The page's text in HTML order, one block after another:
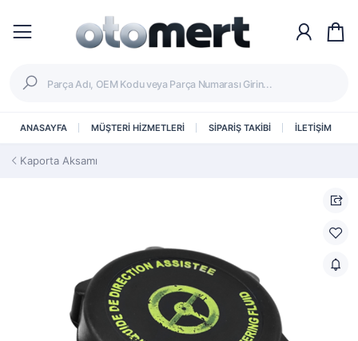
ANASAYFA MÜŞTERİ HİZMETLERİ SİPARİŞ TAKİBİ İLETİŞİM
Kaporta Aksamı